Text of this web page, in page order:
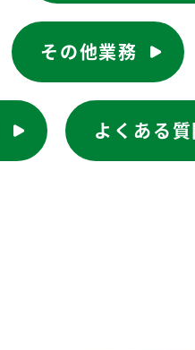
その他業務
よくある質